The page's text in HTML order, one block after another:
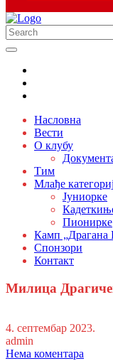
Насловна
Вести
О клубу
Тим
Млађе
Јуниорке
Пионирке
Камп „Драгана
Спонзори
Контакт
Милица
4. септембар 2023.
admin
Нема коментара